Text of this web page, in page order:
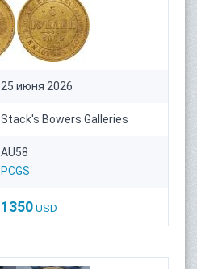
25 июня 2026
Stack's Bowers Galleries
AU58
PCGS
1350 USD